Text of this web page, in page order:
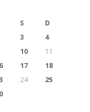
S
D
3
4
10
11
17
18
24
25